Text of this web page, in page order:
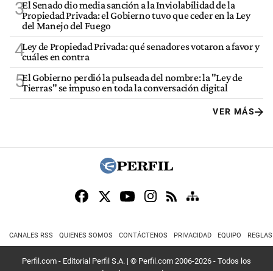
3El Senado dio media sanción a la Inviolabilidad de la
Propiedad Privada: el Gobierno tuvo que ceder en la Ley
del Manejo del Fuego
4Ley de Propiedad Privada: qué senadores votaron a favor y
cuáles en contra
5El Gobierno perdió la pulseada del nombre: la "Ley de
Tierras" se impuso en toda la conversación digital
VER MÁS
CANALES RSS QUIENES SOMOS CONTÁCTENOS PRIVACIDAD EQUIPO
Perfil.com - Editorial Perfil S.A. | © Perfil.com 2006-2026 - Todos los